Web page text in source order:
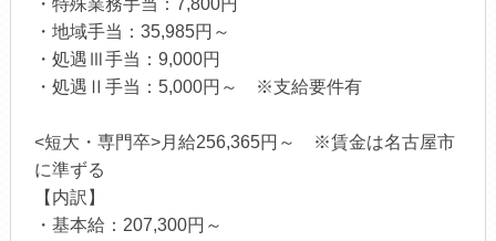
・特殊業務手当：7,800円
・地域手当：35,985円～
・処遇Ⅲ手当：9,000円
・処遇Ⅱ手当：5,000円～ ※支給要件有
<短大・専門卒>月給256,365円～ ※賃金は名古屋市
に準ずる
【内訳】
・基本給：207,300円～